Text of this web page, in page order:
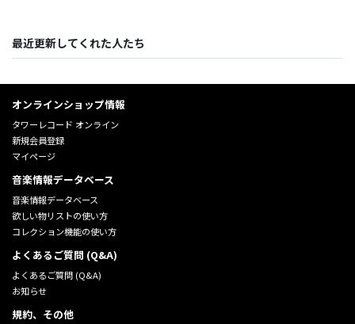
最近更新してくれた人たち
オンラインショップ情報
タワーレコード オンライン
新規会員登録
マイページ
音楽情報データベース
音楽情報データベース
欲しい物リストの使い方
コレクション機能の使い方
よくあるご質問 (Q&A)
よくあるご質問 (Q&A)
お知らせ
規約、その他